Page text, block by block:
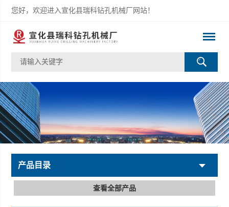
您好，欢迎进入宣化县瑞科钻孔机械厂网站！
产品目录
查看全部产品